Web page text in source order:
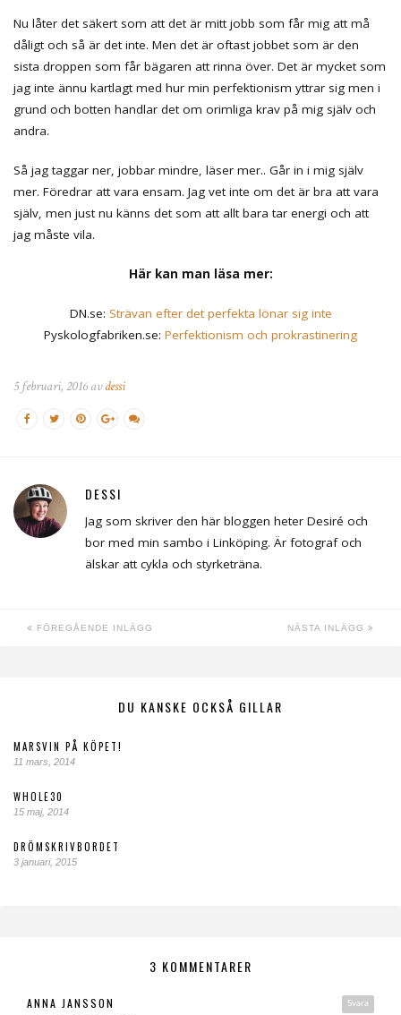
Nu låter det säkert som att det är mitt jobb som får mig att må
dåligt och så är det inte. Men det är oftast jobbet som är den
sista droppen som får bägaren att rinna över. Det är mycket som
jag inte ännu kartlagt med hur min perfektionism yttrar sig men i
grund och botten handlar det om orimliga krav på mig själv och
andra.
Så jag taggar ner, jobbar mindre, läser mer.. Går in i mig själv
mer. Föredrar att vara ensam. Jag vet inte om det är bra att vara
själv, men just nu känns det som att allt bara tar energi och att
jag måste vila.
Här kan man läsa mer:
DN.se: Strävan efter det perfekta lönar sig inte
Pyskologfabriken.se: Perfektionism och prokrastinering
5 februari, 2016 avdessi
DESSI
Jag som skriver den här bloggen heter Desiré och
bor med min sambo i Linköping. Är fotograf och
älskar att cykla och styrketräna.
FÖREGÅENDE INLÄGG NÄSTA INLÄGG
DU KANSKE OCKSÅ GILLAR
MARSVIN PÅ KÖPET!
11 mars, 2014
WHOLE30
15 maj, 2014
DRÖMSKRIVBORDET
3 januari, 2015
3 KOMMENTARER
Svara
ANNA JANSSON